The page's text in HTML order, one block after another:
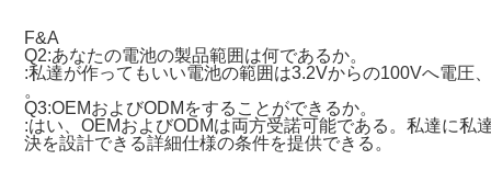
F&A
Q2:あなたの電池の製品範囲は何であるか。
:私達が作ってもいい電池の範囲は3.2Vからの100Vへ電圧
。
Q3:OEMおよびODMをすることができるか。
:はい、OEMおよびODMは両方受諾可能である。私達に私
決を設計できる詳細仕様の条件を提供できる。